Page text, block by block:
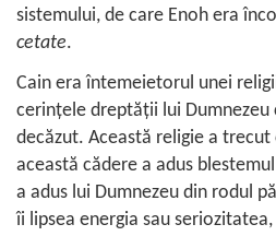
sistemului, de care Enoh era
cetate.
Cain era întemeietorul unei
cerinţele dreptăţii lui Dumnezeu
decăzut. Această religie a
această cădere a adus
a adus lui Dumnezeu din rodul
îi lipsea energia sau